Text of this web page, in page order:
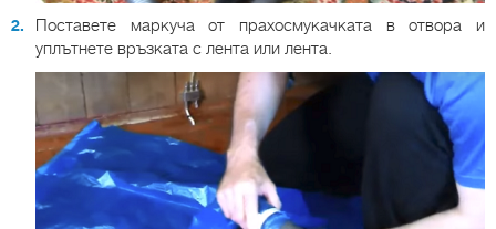
Поставете маркуча от прахосмукачката в отвора и
уплътнете връзката с лента или лента.